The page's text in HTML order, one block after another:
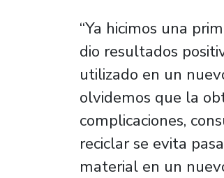
“Ya hicimos una
dio resultados
utilizado en un
olvidemos que la
complicaciones,
reciclar se evita
material en un